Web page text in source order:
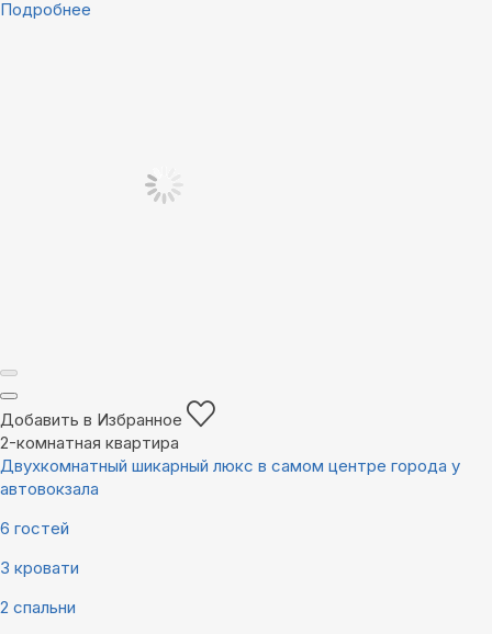
Подробнее
Добавить в Избранное
2-комнатная квартира
Двухкомнатный шикарный люкс в самом центре города у
автовокзала
6 гостей
3 кровати
2 спальни